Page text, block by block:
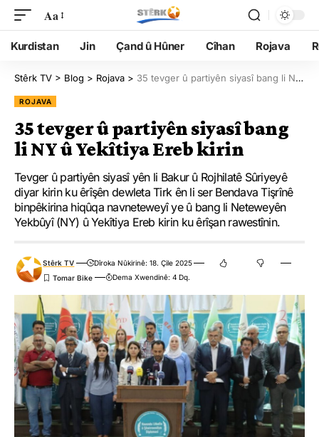
Aa
Kurdistan Jin Çand û Hûner Cîhan Rojava
Stêrk TV > Blog > Rojava > 35 tevger û partiyên siyasî bang li NY û Yekîtiya Ereb kirin
ROJAVA
35 tevger û partiyên siyasî bang
li NY û Yekîtiya Ereb kirin
Tevger û partiyên siyasî yên li Bakur û Rojhilatê Sûriyeyê
diyar kirin ku êrîşên dewleta Tirk ên li ser Bendava Tişrînê
binpêkirina hiqûqa navneteweyî ye û bang li Neteweyên
Yekbûyî (NY) û Yekîtiya Ereb kirin ku êrîşan rawestînin.
Stêrk TV
Dîroka Nûkirinê: 18. Çile 2025
Dema Xwendinê: 4 Dq.